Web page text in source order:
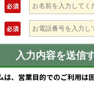
必須
必須
、営業目的でのご利用は